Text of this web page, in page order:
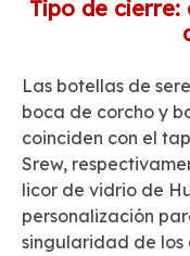
Tipo de
Las botellas de
boca de corcho y
coinciden con el
Srew,
licor de vidrio de
personalización
singularidad de los